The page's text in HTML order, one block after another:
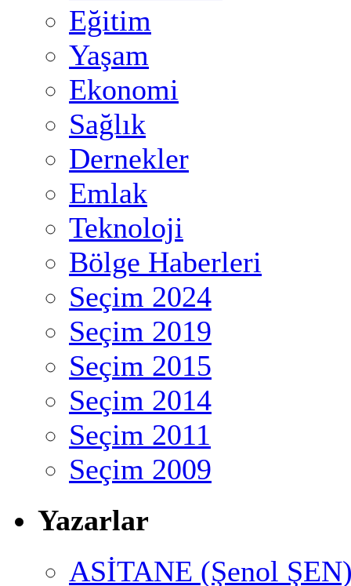
Eğitim
Yaşam
Ekonomi
Sağlık
Dernekler
Emlak
Teknoloji
Bölge Haberleri
Seçim 2024
Seçim 2019
Seçim 2015
Seçim 2014
Seçim 2011
Seçim 2009
Yazarlar
ASİTANE (Şenol